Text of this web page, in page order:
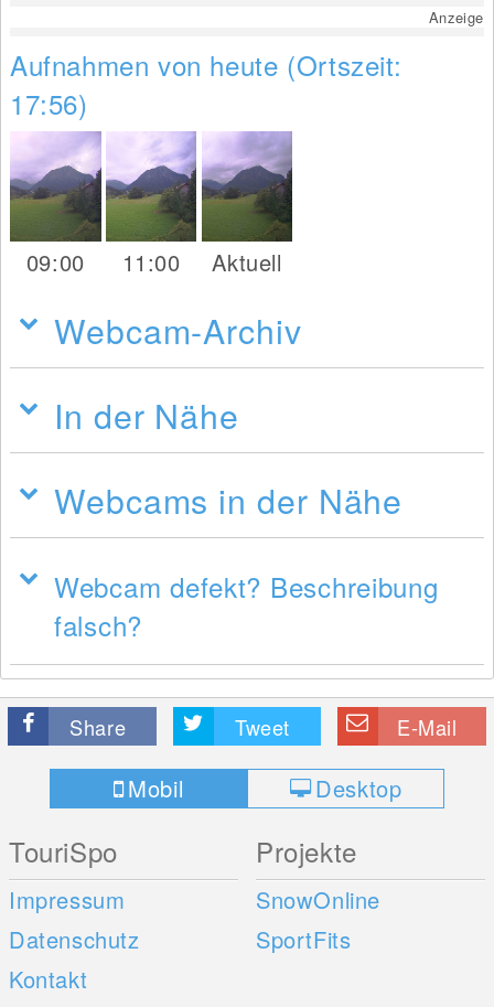
Anzeige
Aufnahmen von heute (Ortszeit:
17:56)
09:00 11:00 Aktuell
Webcam-Archiv
In der Nähe
Webcams in der Nähe
Webcam defekt? Beschreibung
falsch?
Share Tweet E-Mail
Mobil Desktop
TouriSpo
Impressum
Datenschutz
Kontakt
Projekte
SnowOnline
SportFits